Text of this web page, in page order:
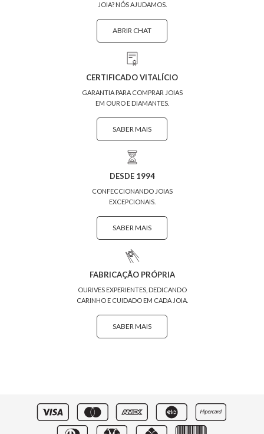
JOIA? NÓS AJUDAMOS.
ABRIR CHAT
CERTIFICADO VITALÍCIO
GARANTIA PARA COMPRAR JOIAS
EM OURO E DIAMANTES.
SABER MAIS
DESDE 1994
CONFECCIONANDO JOIAS
EXCEPCIONAIS.
SABER MAIS
FABRICAÇÃO PRÓPRIA
OURIVES EXPERIENTES, DEDICANDO
CARINHO E CUIDADO EM CADA JOIA.
SABER MAIS